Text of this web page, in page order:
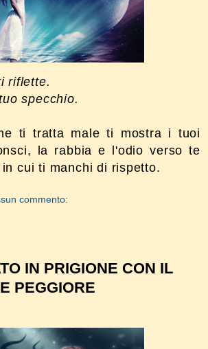
riflette.
specchio.
ti tratta male ti mostra i tuoi
la rabbia e l'odio verso te
cui ti manchi di rispetto.
commento:
IN PRIGIONE CON IL
PEGGIORE